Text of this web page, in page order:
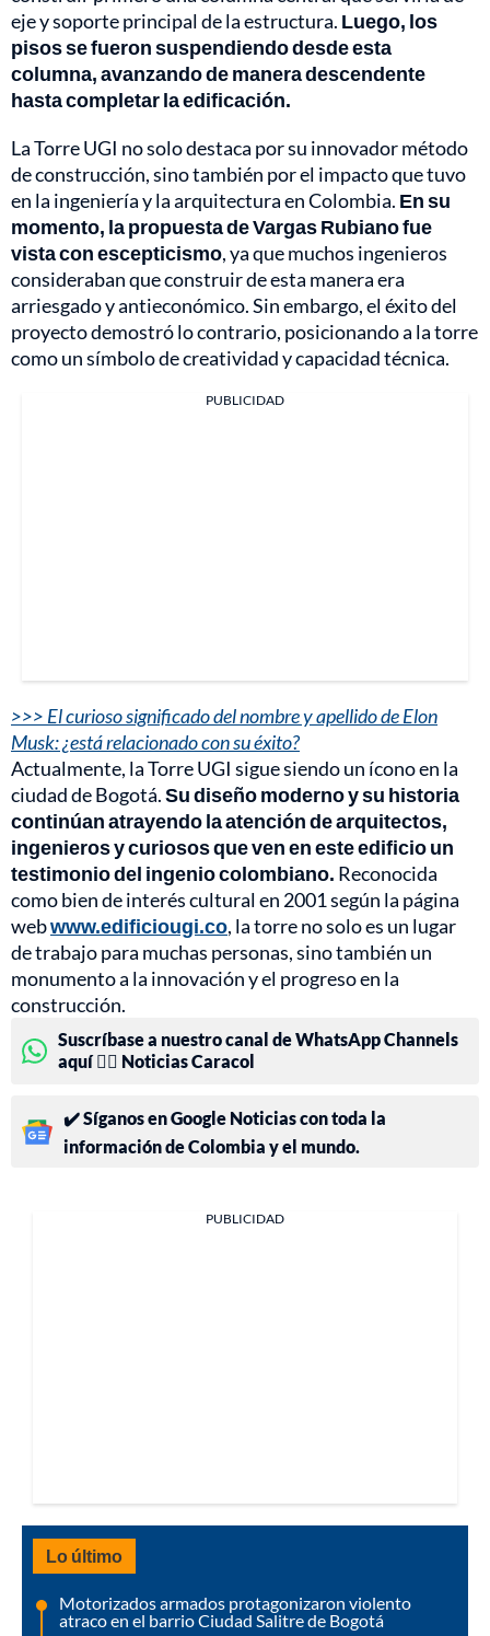
eje y soporte principal de la estructura. Luego, los
pisos se fueron suspendiendo desde esta
columna, avanzando de manera descendente
hasta completar la edificación.
La Torre UGI no solo destaca por su innovador método
de construcción, sino también por el impacto que tuvo
en la ingeniería y la arquitectura en Colombia. En su
momento, la propuesta de Vargas Rubiano fue
vista con escepticismo, ya que muchos ingenieros
consideraban que construir de esta manera era
arriesgado y antieconómico. Sin embargo, el éxito del
proyecto demostró lo contrario, posicionando a la torre
como un símbolo de creatividad y capacidad técnica.
PUBLICIDAD
>>> El curioso significado del nombre y apellido de Elon
Musk: ¿está relacionado con su éxito?
Actualmente, la Torre UGI sigue siendo un ícono en la
ciudad de Bogotá.Su diseño moderno y su historia
continúan atrayendo la atención de arquitectos,
ingenieros y curiosos que ven en este edificio un
testimonio del ingenio colombiano. Reconocida
como bien de interés cultural en 2001 según la página
webwww.edificiougi.co, la torre no solo es un lugar
de trabajo para muchas personas, sino también un
monumento a la innovación y el progreso en la
construcción.
Suscríbase a nuestro canal de WhatsApp Channels
aquí 👉🏻 Noticias Caracol
✔️ Síganos en Google Noticias con toda la
información de Colombia y el mundo.
PUBLICIDAD
Lo último
Motorizados armados protagonizaron violento
atraco en el barrio Ciudad Salitre de Bogotá